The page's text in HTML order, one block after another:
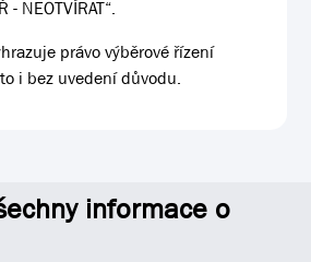
- NEOTVÍRAT“.
právo výběrové řízení
i bez uvedení důvodu.
informace o